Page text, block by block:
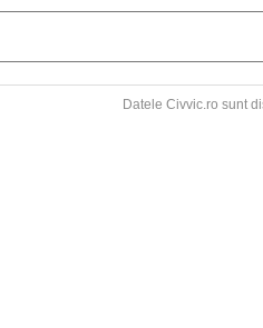
Datele Civvic.ro sunt